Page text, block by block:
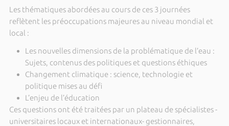
Les thématiques abordées au cours de ces 3 journées
reflètent les préoccupations majeures au niveau mondial et
local :
Les nouvelles dimensions de la problématique de l’eau :
Sujets, contenus des politiques et questions éthiques
Changement climatique : science, technologie et
politique mises au défi
L’enjeu de l’éducation
Ces questions ont été traitées par un plateau de spécialistes -
universitaires locaux et internationaux- gestionnaires,